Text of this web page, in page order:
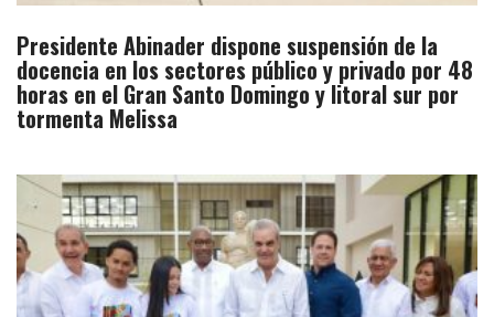
Presidente Abinader dispone suspensión de la
docencia en los sectores público y privado por 48
horas en el Gran Santo Domingo y litoral sur por
tormenta Melissa